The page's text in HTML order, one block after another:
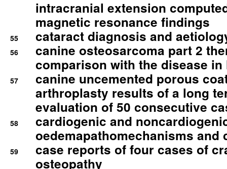
intracranial extension
magnetic resonance findings
55 cataract diagnosis and
56
canine osteosarcoma part 2
comparison with the disease in
57
canine uncemented porous
arthroplasty results of a long
evaluation of 50 consecutive
58
cardiogenic and
oedemapathomechanisms and
59
case reports of four cases of
osteopathy